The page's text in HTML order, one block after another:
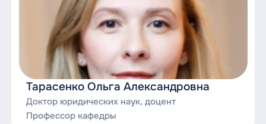
Международное частное право;
Налоговое право;
Наследственное право;
Некоммерческие организации;
Несостоятельность (банкротство)
физических и юридических лиц;
Тарасенко Ольга Александровна
Доктор юридических наук, доцент
Профессор кафедры